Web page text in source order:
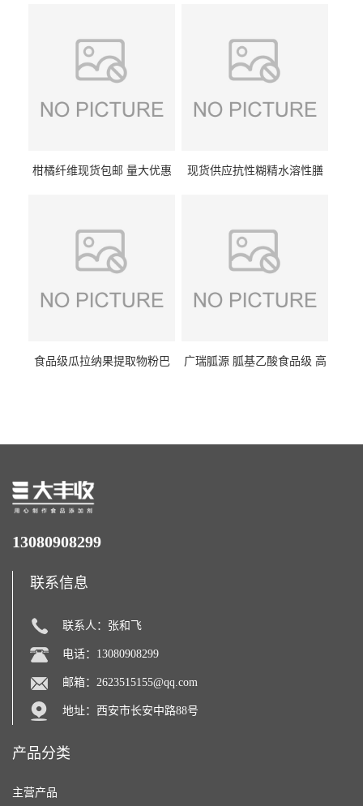
柑橘纤维现货包邮 量大优惠
现货供应抗性糊精水溶性膳
食品级瓜拉纳果提取物粉巴
广瑞胍源 胍基乙酸食品级 高
13080908299
联系信息
联系人：张和飞
电话：13080908299
邮箱： 2623515155@qq.com
地址：西安市长安中路88号
产品分类
主营产品